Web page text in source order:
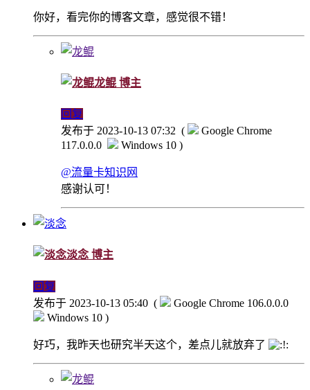
你好，看完你的博客文章，感觉很不错！
龙鲲 博主
回复
发布于 2023-10-13 07:32 (
Google Chrome
117.0.0.0
Windows 10 )
@流量卡知识网
感谢认可！
淡念 博主
回复
发布于 2023-10-13 05:40 (
Google Chrome 106.0.0.0
Windows 10 )
好巧，我昨天也研究半天这个，差点儿就放弃了